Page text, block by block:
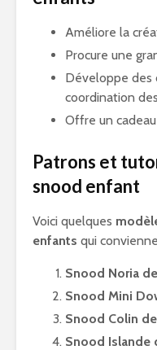
Améliore la
Procure une
Développe des
coordination
Offre un
Patrons et
snood enfant
Voici quelques
enfants qui
Snood Noria
Snood Mini
Snood Colin
Snood Islande